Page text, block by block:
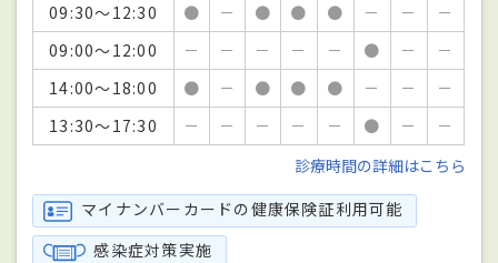
09:30～12:30
● － ● ● ● － －
－
09:00～12:00
－ － － － － ● －
－
14:00～18:00
● － ● ● ● － －
－
13:30～17:30
－ － － － － ● －
－
診療時間の詳細はこちら
マイナンバーカードの健康保険証利用可能
感染症対策実施